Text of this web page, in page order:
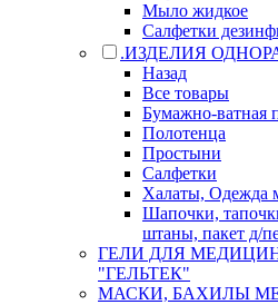
Мыло жидкое
Салфетки
.ИЗДЕЛИЯ
Назад
Все товары
Бумажно-ватная
Полотенца
Простыни
Салфетки
Халаты, Одежда
Шапочки,
штаны, пакет д/
ГЕЛИ ДЛЯ
"ГЕЛЬТЕК"
МАСКИ, БАХИЛЫ